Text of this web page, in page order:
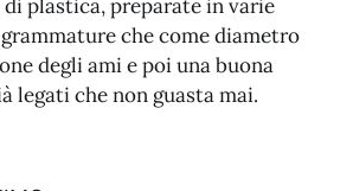
plastica, preparate in varie
che come diametro
degli ami e poi una buona
legati che non guasta mai.